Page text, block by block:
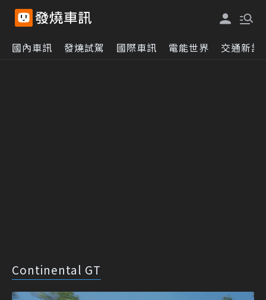
國內車訊 發燒試駕 國際車訊 電能世界 交通新訊
Continental GT